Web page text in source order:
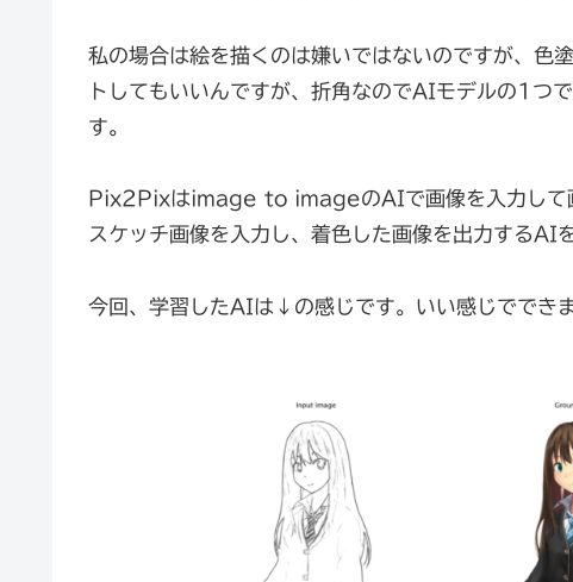
私の場合は絵を描くのは嫌いではないのですが、
トしてもいいんですが、折角なのでAIモデルの1つ
す。
Pix2Pixはimage to imageのAIで画像を入力して画
スケッチ画像を入力し、着色した画像を出力するAI
今回、学習したAIは↓の感じです。いい感じででき